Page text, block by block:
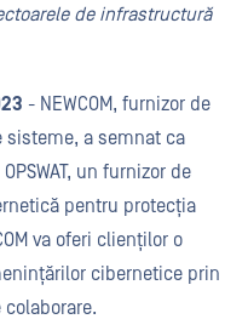
de infrastructură
- NEWCOM, furnizor de
a semnat ca
un furnizor de
pentru protecția
va oferi clienților o
cibernetice prin